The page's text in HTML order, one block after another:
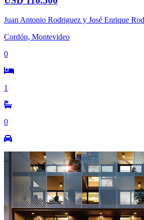
Juan Antonio Rodriguez y José Enrique
Cordón, Montevideo
0
1
0